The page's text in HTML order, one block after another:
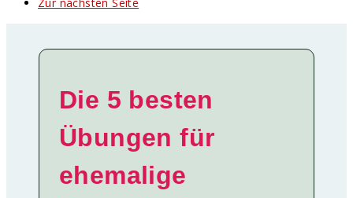
Die 5 besten
Übungen für
ehemalige